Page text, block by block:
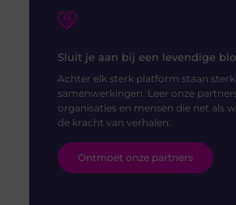
Sluit je aan bij een levendige
Achter elk sterk platform staan
samenwerkingen. Leer onze
organisaties en mensen die net als
de kracht van verhalen.
Ontmoet onze partners